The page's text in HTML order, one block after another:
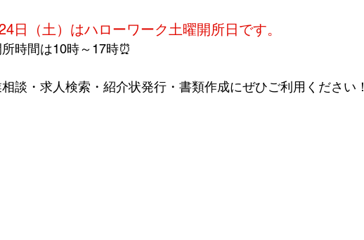
日（土）はハローワーク土曜開所日です。
時間は10時～17時⏰
談・求人検索・紹介状発行・書類作成にぜひご利用ください！